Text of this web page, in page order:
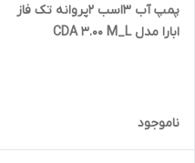
پمپ آب 3اسب 2پروانه تک فاز
ابارا مدل CDA 3.00 M_L
ناموجود